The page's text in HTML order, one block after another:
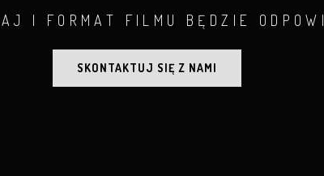
I FORMAT FILMU BĘDZIE
SKONTAKTUJ SIĘ Z NAMI